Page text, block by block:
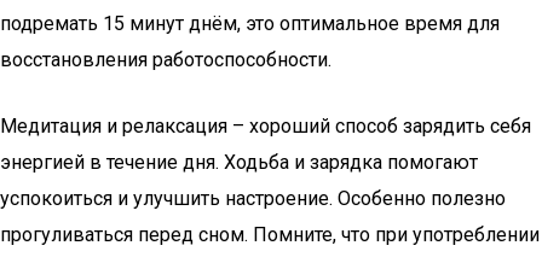
подремать 15 минут днём, это оптимальное время для
восстановления работоспособности.
Медитация и релаксация – хороший способ зарядить себя
энергией в течение дня. Ходьба и зарядка помогают
успокоиться и улучшить настроение. Особенно полезно
прогуливаться перед сном. Помните, что при употреблении